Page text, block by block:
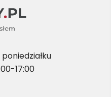
17:00